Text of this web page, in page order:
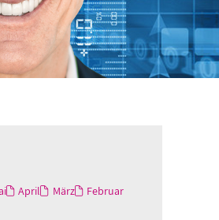
April März
Februar